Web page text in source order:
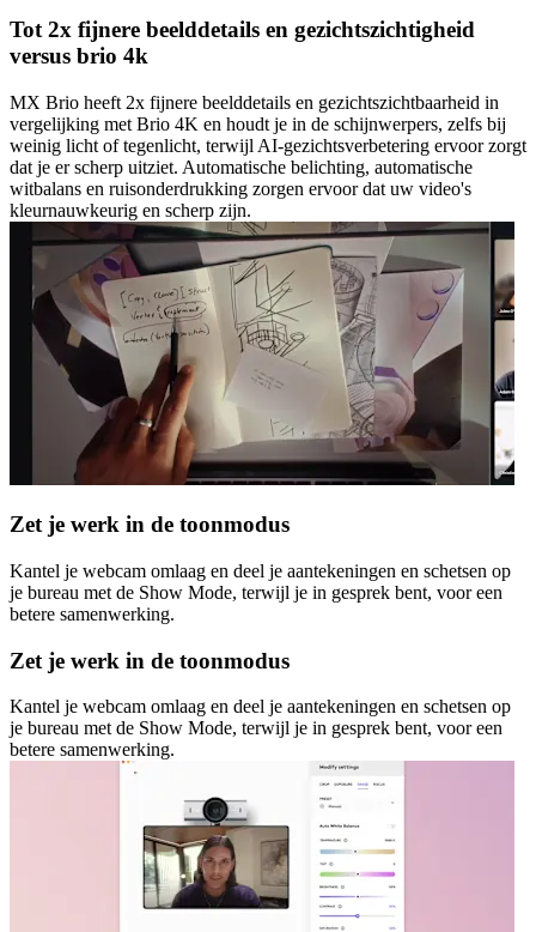
Tot 2x fijnere beelddetails en gezichtszichtigheid
versus brio 4k
MX Brio heeft 2x fijnere beelddetails en gezichtszichtbaarheid in
vergelijking met Brio 4K en houdt je in de schijnwerpers, zelfs bij
weinig licht of tegenlicht, terwijl AI-gezichtsverbetering ervoor zorgt
dat je er scherp uitziet. Automatische belichting, automatische
witbalans en ruisonderdrukking zorgen ervoor dat uw video's
kleurnauwkeurig en scherp zijn.
Zet je werk in de toonmodus
Kantel je webcam omlaag en deel je aantekeningen en schetsen op
je bureau met de Show Mode, terwijl je in gesprek bent, voor een
betere samenwerking.
Zet je werk in de toonmodus
Kantel je webcam omlaag en deel je aantekeningen en schetsen op
je bureau met de Show Mode, terwijl je in gesprek bent, voor een
betere samenwerking.